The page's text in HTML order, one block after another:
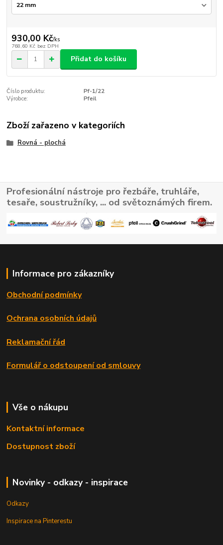
930,00 Kč/ks
768,60 Kč bez DPH
Přidat do košíku
Číslo produktu:
Pf-1/22
Výrobce:
Pfeil
Zboží zařazeno v kategoriích
Rovná - plochá
Profesionální nástroje pro řezbáře, truhláře,
tesaře, soustružníky, ... od světoznámých firem.
Informace pro zákazníky
Obchodní podmínky
Ochrana osobních údajů
Reklamační řád
Formulář o odstoupení od smlouvy
Vše o nákupu
Kontaktní informace
Dostupnost zboží
Novinky - odkazy - inspirace
Odkazy
Inspirace na Pinterestu